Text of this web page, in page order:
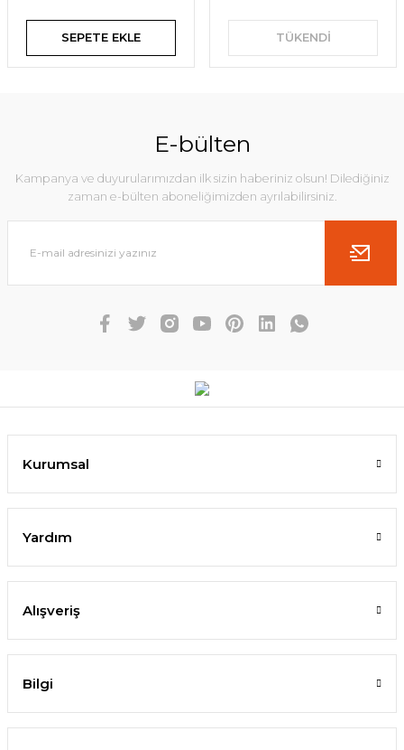
SEPETE EKLE TÜKENDİ
E-bülten
Kampanya ve duyurularımızdan ilk sizin haberiniz olsun! Dilediğiniz
zaman e-bülten aboneliğimizden ayrılabilirsiniz.
Kurumsal
Yardım
Alışveriş
Bilgi